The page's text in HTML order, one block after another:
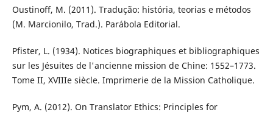
Oustinoff, M. (2011). Tradução: história, teorias e métodos
(M. Marcionilo, Trad.). Parábola Editorial.
Pfister, L. (1934). Notices biographiques et bibliographiques
sur les Jésuites de l'ancienne mission de Chine: 1552–1773.
Tome II, XVIIIe siècle. Imprimerie de la Mission Catholique.
Pym, A. (2012). On Translator Ethics: Principles for